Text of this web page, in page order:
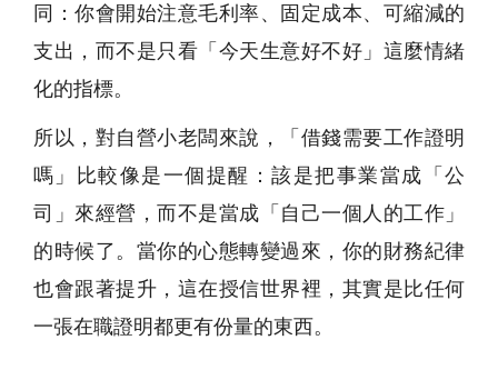
同：你會開始注意毛利率、固定成本、可縮減的
支出，而不是只看「今天生意好不好」這麼情緒
化的指標。
所以，對自營小老闆來說，「借錢需要工作證明
嗎」比較像是一個提醒：該是把事業當成「公
司」來經營，而不是當成「自己一個人的工作」
的時候了。當你的心態轉變過來，你的財務紀律
也會跟著提升，這在授信世界裡，其實是比任何
一張在職證明都更有份量的東西。